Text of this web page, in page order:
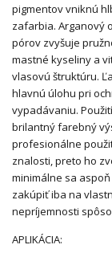
pigmentov vniknú
zafarbia. Arganový
pórov zvyšuje
mastné kyseliny a
vlasovú štruktúru.
hlavnú úlohu pri
vypadávaniu.
brilantný farebný
profesionálne
znalosti, preto ho
minimálne sa
zakúpiť iba na
nepríjemnosti
APLIKÁCIA: